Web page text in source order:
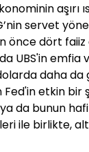
aşırı
servet
önce dört faiiz
UBS'in emfia
daha da
Fed'in etkin
da bunun
ile birlikte,